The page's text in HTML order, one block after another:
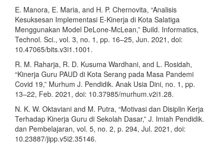
E. Manora, E. Maria, and H. P. Chernovita, “Analisis
Kesuksesan Implementasi E-Kinerja di Kota Salatiga
Menggunakan Model DeLone-McLean,” Build. Informatics,
Technol. Sci., vol. 3, no. 1, pp. 16–25, Jun. 2021, doi:
10.47065/bits.v3i1.1001.
R. M. Raharja, R. D. Kusuma Wardhani, and L. Rosidah,
“Kinerja Guru PAUD di Kota Serang pada Masa Pandemi
Covid 19,” Murhum J. Pendidik. Anak Usia Dini, no. 1, pp.
13–22, Feb. 2021, doi: 10.37985/murhum.v2i1.28.
N. K. W. Oktaviani and M. Putra, “Motivasi dan Disiplin Kerja
Terhadap Kinerja Guru di Sekolah Dasar,” J. Imiah Pendidik.
dan Pembelajaran, vol. 5, no. 2, p. 294, Jul. 2021, doi:
10.23887/jipp.v5i2.35146.